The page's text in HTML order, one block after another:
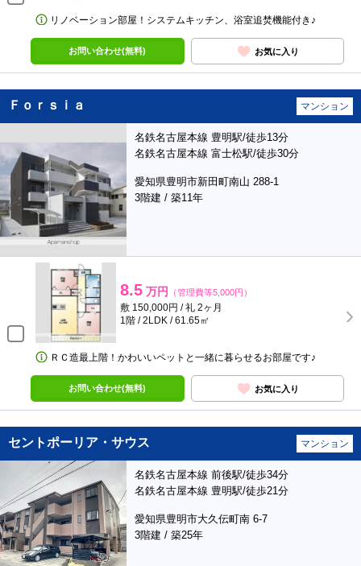
リノベーション部屋！システムキッチン、浴室追焚機能付き♪
お問い合わせ(無料) お気に入り
Ｆｏｒｓｉａ マンション
名鉄名古屋本線 豊明駅/徒歩13分
名鉄名古屋本線 富士松駅/徒歩30分
愛知県豊明市新田町南山 288-1
3階建 / 築11年
8.5 万円 （管理費等5,000円）
敷 150,000円 / 礼 2ヶ月
1階 / 2LDK / 61.65㎡
ＲＣ造最上階！かわいいペットと一緒に暮らせるお部屋です♪
お問い合わせ(無料) お気に入り
セントポーリア・サウス マンション
名鉄名古屋本線 前後駅/徒歩34分
名鉄名古屋本線 豊明駅/徒歩21分
愛知県豊明市大久伝町南 6-7
3階建 / 築25年